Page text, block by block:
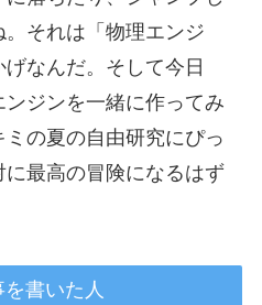
それは「物理エンジ
なんだ。そして今日
ジンを一緒に作ってみ
の夏の自由研究にぴっ
最高の冒険になるはず
書いた人